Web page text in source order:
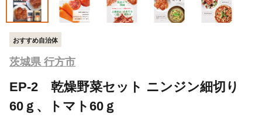
おすすめ自治体
茨城県 行方市
EP-2 乾燥野菜セット ニンジン細切り
60ｇ、トマト60ｇ